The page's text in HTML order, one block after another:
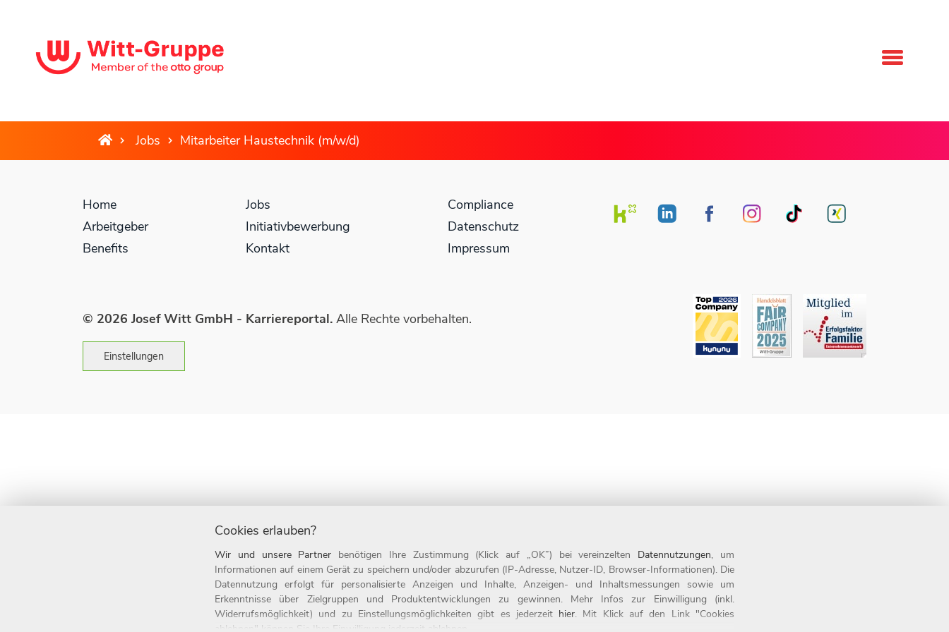
Jobs Mitarbeiter Haustechnik (m/w/d)
Home
Arbeitgeber
Benefits
Jobs
Initiativbewerbung
Kontakt
Compliance
Datenschutz
Impressum
© 2026 Josef Witt GmbH - Karriereportal. Alle Rechte vorbehalten.
Einstellungen
Cookies erlauben?
Wir und unsere Partner benötigen Ihre Zustimmung (Klick auf „OK”) bei vereinzelten Datennutzungen, um
Informationen auf einem Gerät zu speichern und/oder abzurufen (IP-Adresse, Nutzer-ID, Browser-Informationen). Die
Datennutzung erfolgt für personalisierte Anzeigen und Inhalte, Anzeigen- und Inhaltsmessungen sowie um
Erkenntnisse über Zielgruppen und Produktentwicklungen zu gewinnen. Mehr Infos zur Einwilligung (inkl.
Widerrufsmöglichkeit) und zu Einstellungsmöglichkeiten gibt es jederzeit hier. Mit Klick auf den Link "Cookies
ablehnen" können Sie Ihre Einwilligung jederzeit ablehnen.